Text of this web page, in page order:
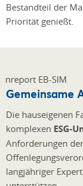
Bestandteil der
Priorität genießt.
Gemeinsame
Die hauseigenen
komplexen ESG-
Anforderungen
langjähriger